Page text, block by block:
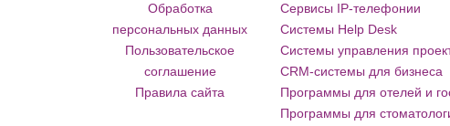
Обработка
персональных данных
Пользовательское
соглашение
Правила сайта
Сервисы IP-телефонии
Системы Help Desk
Системы управления
CRM-системы для бизнеса
Программы для отелей и
Программы для